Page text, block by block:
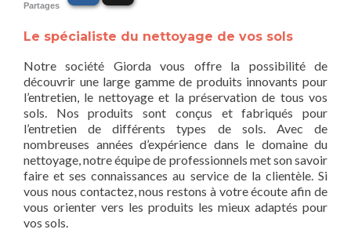
Partages
Le spécialiste du nettoyage de vos sols
Notre société Giorda vous offre la possibilité de
découvrir une large gamme de produits innovants pour
l’entretien, le nettoyage et la préservation de tous vos
sols. Nos produits sont conçus et fabriqués pour
l’entretien de différents types de sols. Avec de
nombreuses années d’expérience dans le domaine du
nettoyage, notre équipe de professionnels met son savoir
faire et ses connaissances au service de la clientèle. Si
vous nous contactez, nous restons à votre écoute afin de
vous orienter vers les produits les mieux adaptés pour
vos sols.